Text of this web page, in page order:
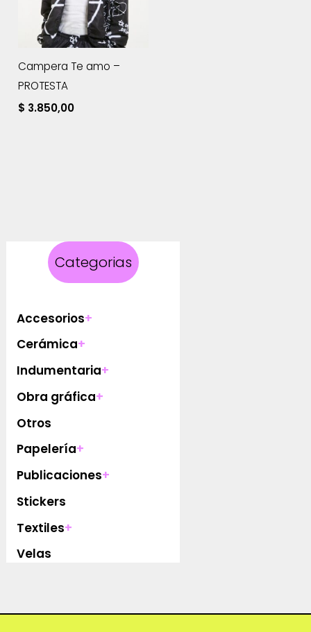
Categorias
Accesorios+
Cerámica+
Indumentaria+
Obra gráfica+
Otros
Papelería+
Publicaciones+
Stickers
Textiles+
Velas
Campera Te amo –
PROTESTA
$ 3.850,00